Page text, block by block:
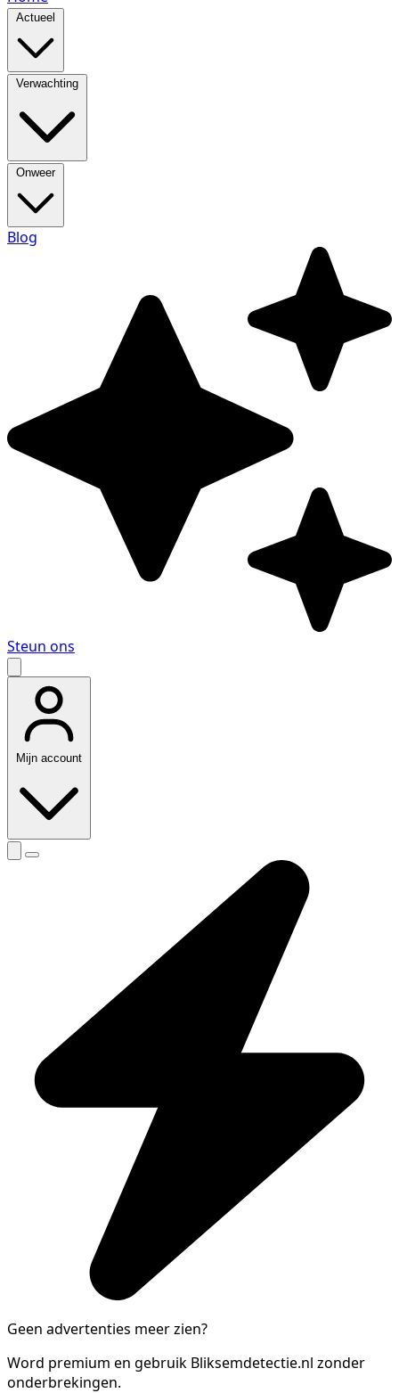
Actueel
Verwachting
Onweer
Blog
Steun ons
Mijn account
Geen advertenties meer zien?
Word premium en gebruik Bliksemdetectie.nl zonder
onderbrekingen.